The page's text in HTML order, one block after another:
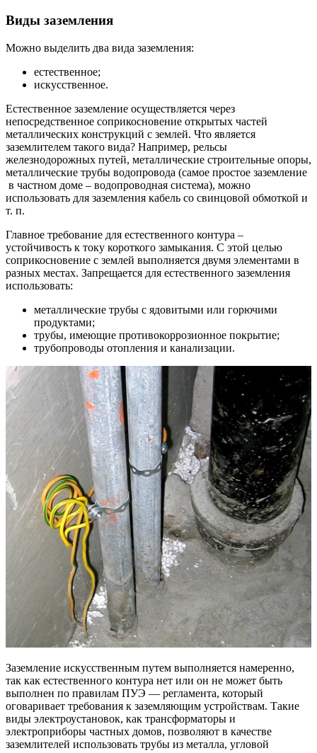
Виды заземления
Можно выделить два вида заземления:
естественное;
искусственное.
Естественное заземление осуществляется через
непосредственное соприкосновение открытых частей
металлических конструкций с землей. Что является
заземлителем такого вида? Например, рельсы
железнодорожных путей, металлические строительные опоры,
металлические трубы водопровода (самое простое заземление
в частном доме – водопроводная система), можно
использовать для заземления кабель со свинцовой обмоткой и
т. п.
Главное требование для естественного контура –
устойчивость к току короткого замыкания. С этой целью
соприкосновение с землей выполняется двумя элементами в
разных местах. Запрещается для естественного заземления
использовать:
металлические трубы с ядовитыми или горючими
продуктами;
трубы, имеющие противокоррозионное покрытие;
трубопроводы отопления и канализации.
Заземление искусственным путем выполняется намеренно,
так как естественного контура нет или он не может быть
выполнен по правилам ПУЭ — регламента, который
оговаривает требования к заземляющим устройствам. Такие
виды электроустановок, как трансформаторы и
электроприборы частных домов, позволяют в качестве
заземлителей использовать трубы из металла, угловой